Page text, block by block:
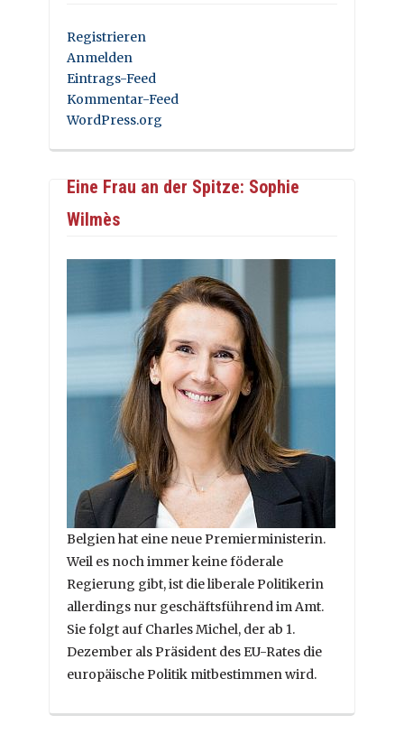
Registrieren
Anmelden
Eintrags-Feed
Kommentar-Feed
WordPress.org
Eine Frau an der Spitze: Sophie
Wilmès
Belgien hat eine neue Premierministerin.
Weil es noch immer keine föderale
Regierung gibt, ist die liberale Politikerin
allerdings nur geschäftsführend im Amt.
Sie folgt auf Charles Michel, der ab 1.
Dezember als Präsident des EU-Rates die
europäische Politik mitbestimmen wird.